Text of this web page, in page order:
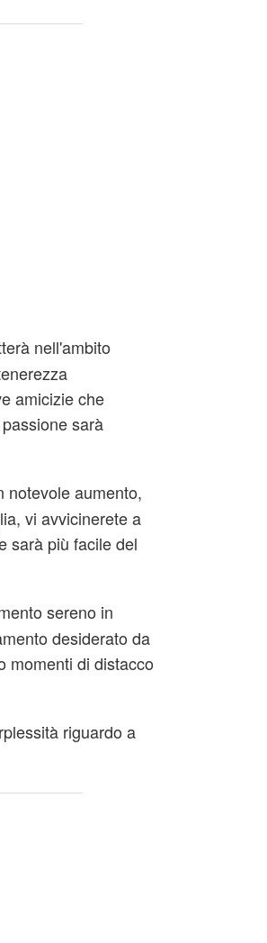
nell'ambito
amicizie che
sarà
notevole aumento,
vi avvicinerete a
sarà più facile del
sereno in
desiderato da
momenti di distacco
riguardo a